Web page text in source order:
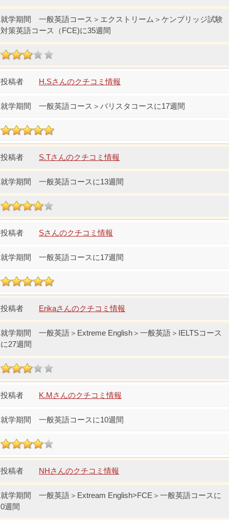
一般英語コース＞エクストリーム＞ケンブリッジ試験
対策英語コース（FCE)に35週間
H.Sさんのクチコミ情報
一般英語コース＞バリスタコースに17週間
S.Tさんのクチコミ情報
一般英語コースに13週間
Sさんのクチコミ情報
一般英語コースに17週間
Erikaさんのクチコミ情報
一般英語＞Extreme English＞一般英語＞IELTSコース
に27週間
K.Mさんのクチコミ情報
一般英語コースに10週間
NHさんのクチコミ情報
一般英語＞Extream English>FCE＞一般英語コースに
0週間